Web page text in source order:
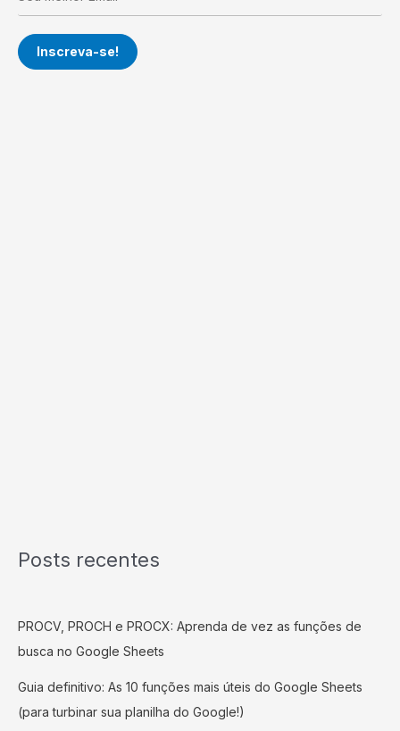
Inscreva-se!
Posts recentes
PROCV, PROCH e PROCX: Aprenda de vez as funções de
busca no Google Sheets
Guia definitivo: As 10 funções mais úteis do Google Sheets
(para turbinar sua planilha do Google!)